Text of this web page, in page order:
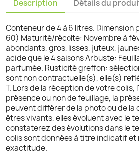
Description Détails du
Conteneur de 4 à 6 litres.
60) Maturité/récolte: Novembre à
abondants, gros, lisses, juteux,
acide que le 4 saisons Arbuste:
parfumée. Rusticité greffon:
sont non contractuelle(s), elle(s)
T. Lors de la réception de votre colis,
présence ou non de feuillage, la
peuvent différer de la photo ou de
êtres vivants, elles évoluent avec le
constaterez des évolutions dans le
colis sont données à titre indicatif et
exactitude.